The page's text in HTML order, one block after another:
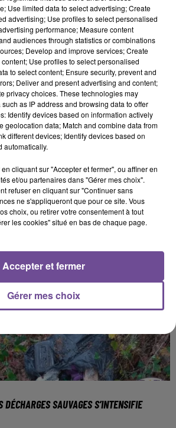
masqué compte-tenu du refus du
que vous avez exprimé. Si vous
merci de nous donner votre accord
sur le bouton ci-dessous.
Afficher l'élément
CHEZ VOUS
SAUVAGES S’INTENSIFIE
Use limited data to select advertising; Create
advertising; Use profiles to select personalised
performance; Measure content
audiences through statistics or combinations
Develop and improve services; Create
Use profiles to select personalised
to select content; Ensure security, prevent and
Deliver and present advertising and content;
privacy choices. These technologies may
as IP address and browsing data to offer
Identify devices based on information actively
geolocation data; Match and combine data from
different devices; Identify devices based on
automatically.
cliquant sur "Accepter et fermer", ou affiner en
et/ou partenaires dans "Gérer mes choix".
refuser en cliquant sur "Continuer sans
ne s'appliqueront que pour ce site. Vous
choix, ou retirer votre consentement à tout
les cookies" situé en bas de chaque page.
Gérer mes choix
Accepter et fermer